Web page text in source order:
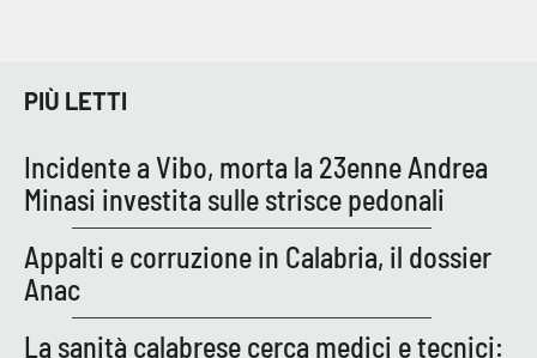
PIÙ LETTI
Incidente a Vibo, morta la 23enne Andrea
Minasi investita sulle strisce pedonali
Appalti e corruzione in Calabria, il dossier
Anac
La sanità calabrese cerca medici e tecnici: